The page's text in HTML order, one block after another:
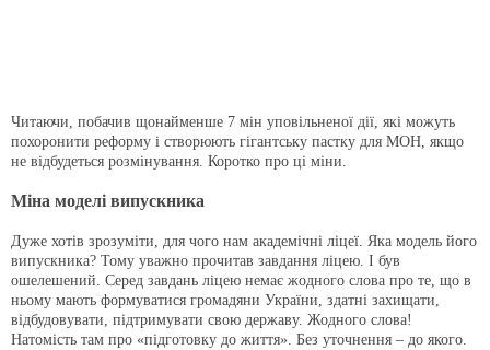
Читаючи, побачив щонайменше 7 мін уповільненої дії, які можуть
похоронити реформу і створюють гігантську пастку для МОН, якщо
не відбудеться розмінування. Коротко про ці міни.
Міна моделі випускника
Дуже хотів зрозуміти, для чого нам академічні ліцеї. Яка модель його
випускника? Тому уважно прочитав завдання ліцею. І був
ошелешений. Серед завдань ліцею немає жодного слова про те, що в
ньому мають формуватися громадяни України, здатні захищати,
відбудовувати, підтримувати свою державу. Жодного слова!
Натомість там про «підготовку до життя». Без уточнення – до якого.